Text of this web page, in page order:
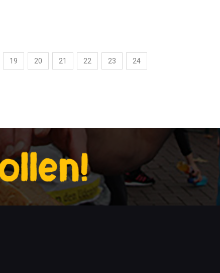
19 20 21 22 23 24